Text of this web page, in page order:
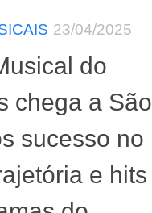
23/04/2025
do
chega a São
sucesso no
e hits